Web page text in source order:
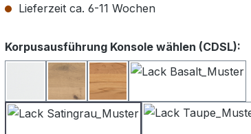
Lieferzeit ca. 6-11 Wochen
Korpusausführung Konsole wählen (CDSL):
BalkeneicheKernbuche